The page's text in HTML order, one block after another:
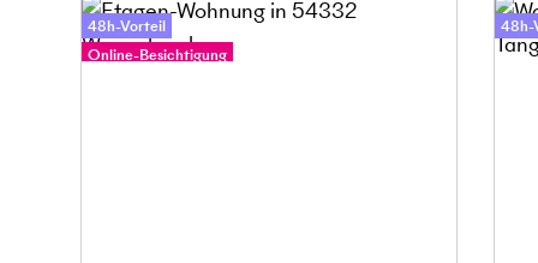
48h-Vorteil
Online-Besichtigung
48h-